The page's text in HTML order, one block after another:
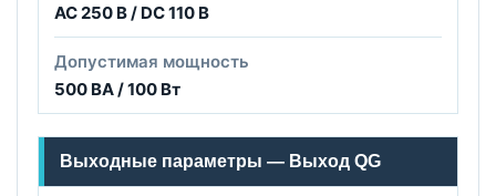
AC 250 В / DC 110 В
Допустимая мощность
500 ВА / 100 Вт
Выходные параметры — Выход QG